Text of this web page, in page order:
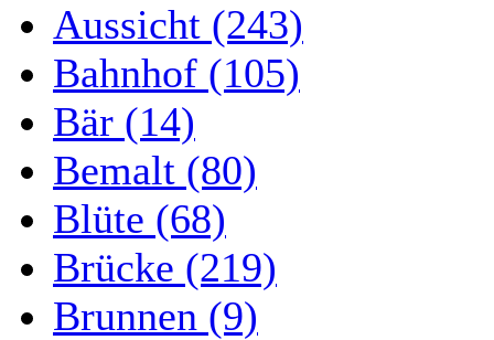
Aussicht (243)
Bahnhof (105)
Bär (14)
Bemalt (80)
Blüte (68)
Brücke (219)
Brunnen (9)